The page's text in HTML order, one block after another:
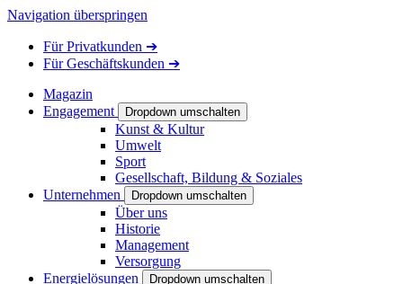
Navigation überspringen
FürPrivatkunden ➔
FürGeschäftskunden ➔
Magazin
Engagement
Dropdown umschalten
Kunst & Kultur
Umwelt
Sport
Gesellschaft, Bildung & Soziales
Unternehmen
Dropdown umschalten
Über uns
Historie
Management
Versorgung
Energielösungen
Dropdown umschalten